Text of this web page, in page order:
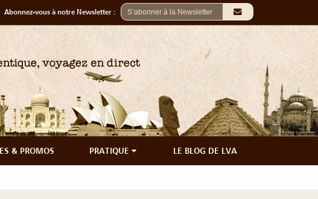
Abonnez-vous à notre Newsletter :
& PROMOS PRATIQUE LE BLOG DE LVA